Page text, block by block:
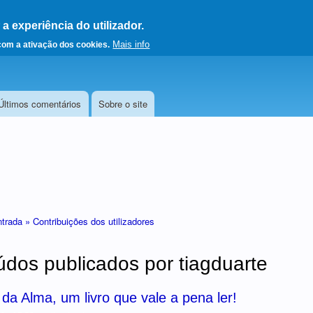
experiência do utilizador.
a ativação dos cookies. Mais info
página principal
comentários Sobre o site
» Contribuições dos utilizadores
publicados por tiagduarte
Alma, um livro que vale a pena ler!